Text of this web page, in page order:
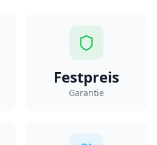
Festpreis
Garantie